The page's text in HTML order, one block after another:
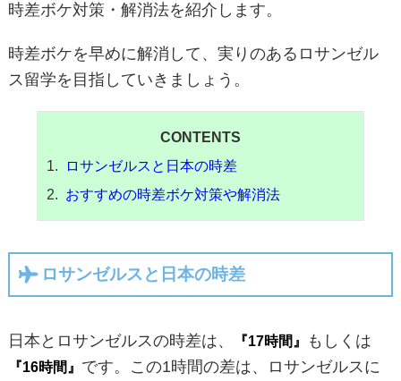
時差ボケ対策・解消法を紹介します。
時差ボケを早めに解消して、実りのあるロサンゼル
ス留学を目指していきましょう。
CONTENTS
ロサンゼルスと日本の時差
おすすめの時差ボケ対策や解消法
ロサンゼルスと日本の時差
日本とロサンゼルスの時差は、 『17時間』 もしくは
『16時間』 です。この1時間の差は、ロサンゼルスに